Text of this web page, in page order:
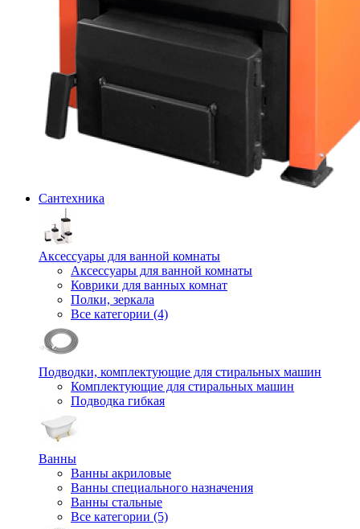
Сантехника
Аксессуары для ванной комнаты
Аксессуары для ванной комнаты
Коврики для ванных комнат
Полки, зеркала
Все категории (4)
Подводки, комплектующие для стиральных машин
Комплектующие для стиральных машин
Подводка гибкая
Ванны
Ванны акриловые
Ванны специального назначения
Ванны стальные
Все категории (5)